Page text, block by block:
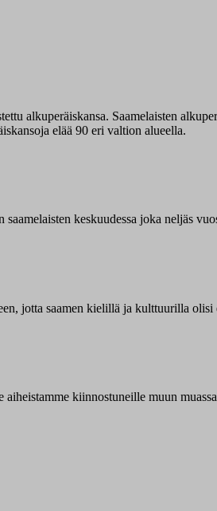
alkuperäiskansa. Saamelaisten
elää 90 eri valtion alueella.
saamelaisten keskuudessa joka neljäs
jotta saamen kielillä ja kulttuurilla
kiinnostuneille muun